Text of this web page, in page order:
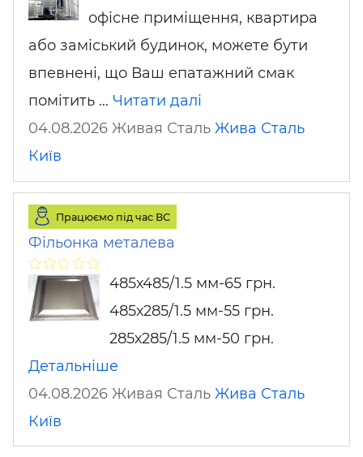
офісне приміщення, квартира
або заміський будинок, можете бути
впевнені, що Ваш епатажний смак
помітить … Читати далі
04.08.2026 Живая Сталь Жива Сталь
Київ
Працюємо під час ВС
Фільонка металева
485х485/1.5 мм-65 грн.
485х285/1.5 мм-55 грн.
285х285/1.5 мм-50 грн.
Детальніше
04.08.2026 Живая Сталь Жива Сталь
Київ